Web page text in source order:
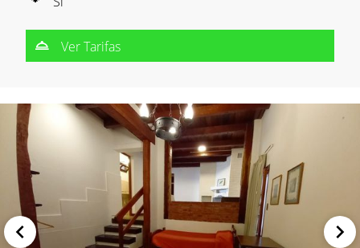
Ver Tarifas